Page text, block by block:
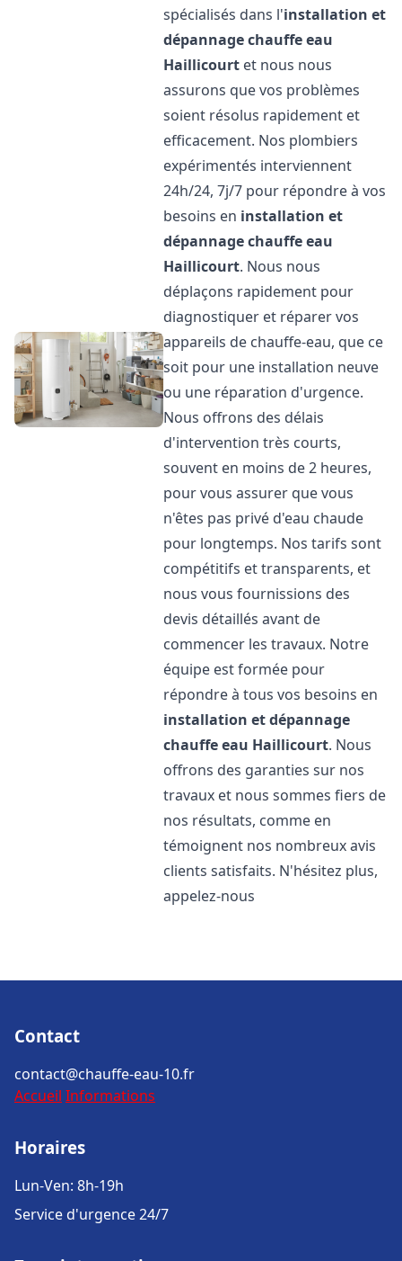
spécialisés dans l'installation et
dépannage chauffe eau
Haillicourt et nous nous
assurons que vos problèmes
soient résolus rapidement et
efficacement. Nos plombiers
expérimentés interviennent
24h/24, 7j/7 pour répondre à vos
besoins en installation et
dépannage chauffe eau
Haillicourt. Nous nous
déplaçons rapidement pour
diagnostiquer et réparer vos
appareils de chauffe-eau, que ce
soit pour une installation neuve
ou une réparation d'urgence.
Nous offrons des délais
d'intervention très courts,
souvent en moins de 2 heures,
pour vous assurer que vous
n'êtes pas privé d'eau chaude
pour longtemps. Nos tarifs sont
compétitifs et transparents, et
nous vous fournissions des
devis détaillés avant de
commencer les travaux. Notre
équipe est formée pour
répondre à tous vos besoins en
installation et dépannage
chauffe eau Haillicourt. Nous
offrons des garanties sur nos
travaux et nous sommes fiers de
nos résultats, comme en
témoignent nos nombreux avis
clients satisfaits. N'hésitez plus,
appelez-nous
Contact
contact@chauffe-eau-10.fr
Accueil Informations
Horaires
Lun-Ven: 8h-19h
Service d'urgence 24/7